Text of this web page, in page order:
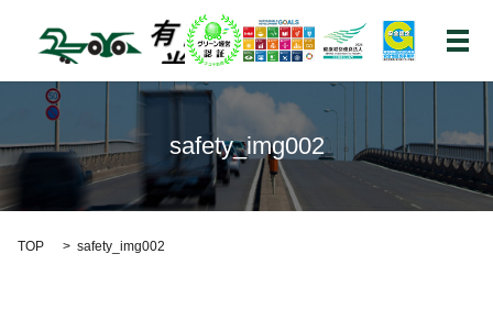
メ
safety_img002
TOP safety_img002